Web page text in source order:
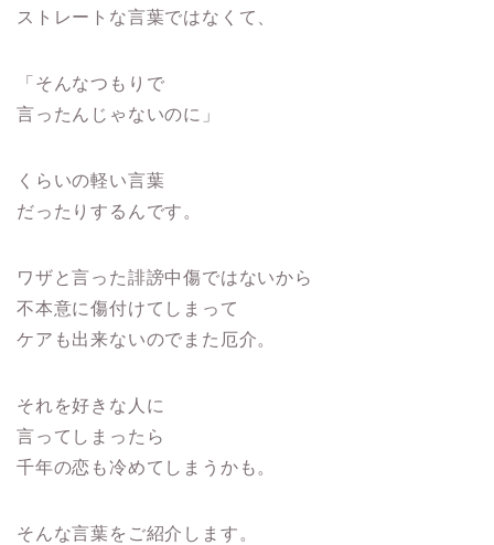
ストレートな言葉ではなくて、
「そんなつもりで
言ったんじゃないのに」
くらいの軽い言葉
だったりするんです。
ワザと言った誹謗中傷ではないから
不本意に傷付けてしまって
ケアも出来ないのでまた厄介。
それを好きな人に
言ってしまったら
千年の恋も冷めてしまうかも。
そんな言葉をご紹介します。